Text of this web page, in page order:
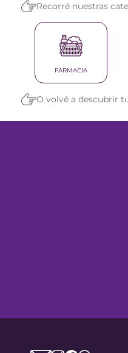
Recorré nuestras
FARMACIA
O volvé a descubrir